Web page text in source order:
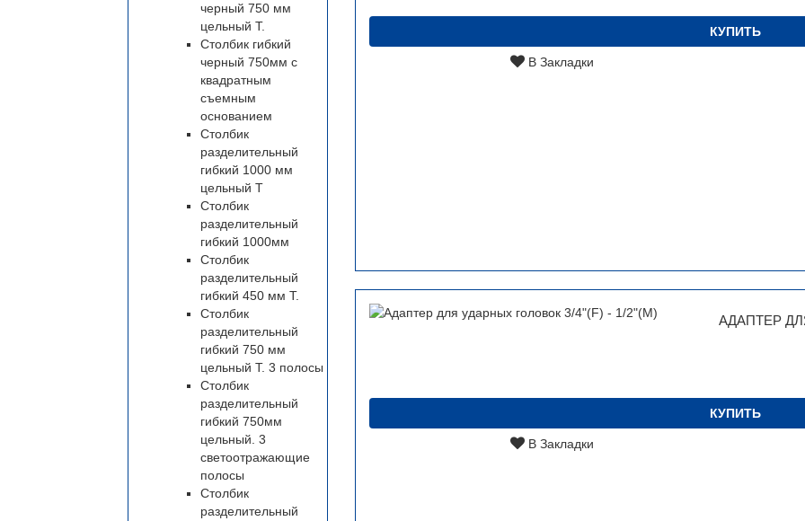
черный 750 мм
цельный Т.
Столбик гибкий
черный 750мм с
квадратным
съемным
основанием
Столбик
разделительный
гибкий 1000 мм
цельный Т
Столбик
разделительный
гибкий 1000мм
Столбик
разделительный
гибкий 450 мм Т.
Столбик
разделительный
гибкий 750 мм
цельный Т. 3 полосы
Столбик
разделительный
гибкий 750мм
цельный. 3
светоотражающие
полосы
Столбик
разделительный
КУПИТЬ
В Закладки
АДАПТЕР
КУПИТЬ
В Закладки